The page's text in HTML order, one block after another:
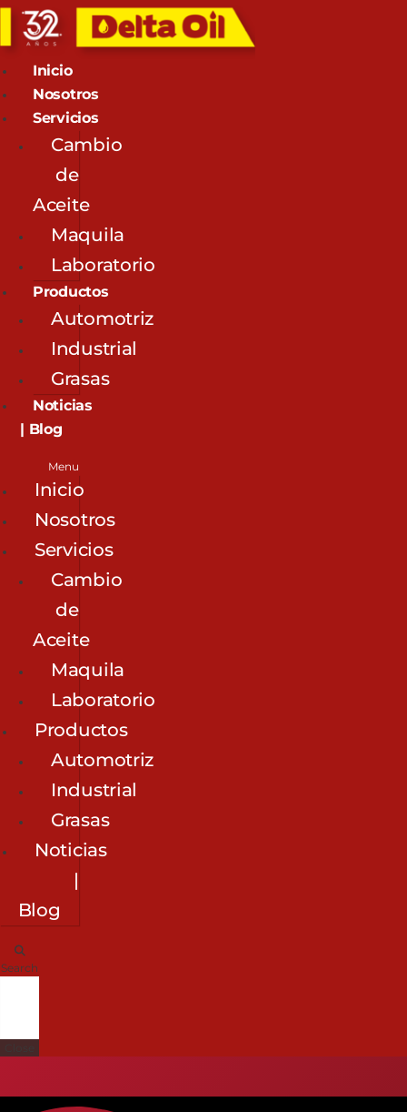
Inicio
Nosotros
Servicios
Cambio
de
Aceite
Maquila
Laboratorio
Productos
Automotriz
Industrial
Grasas
Noticias
| Blog
Menu
Inicio
Nosotros
Servicios
Cambio
de
Aceite
Maquila
Laboratorio
Productos
Automotriz
Industrial
Grasas
Noticias
|
Blog
Search